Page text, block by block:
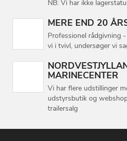
NB: Vi har ikke
MERE END 20
Professionel rådgivning
vi i tvivl, undersøger vi
MARINECENTER
Vi har flere udstillinger
udstyrsbutik og
trailersalg